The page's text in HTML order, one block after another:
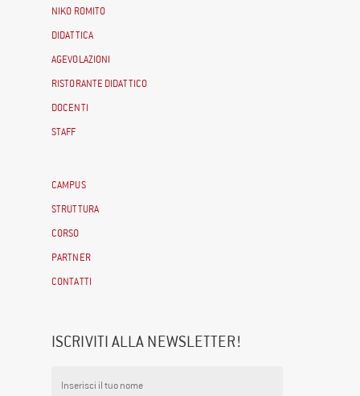
NIKO ROMITO
DIDATTICA
AGEVOLAZIONI
RISTORANTE DIDATTICO
DOCENTI
STAFF
CAMPUS
STRUTTURA
CORSO
PARTNER
CONTATTI
ISCRIVITI ALLA NEWSLETTER!